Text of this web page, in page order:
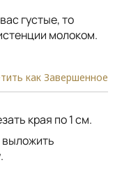
густые, то
молоком.
как Завершенное
края по 1 см.
выложить